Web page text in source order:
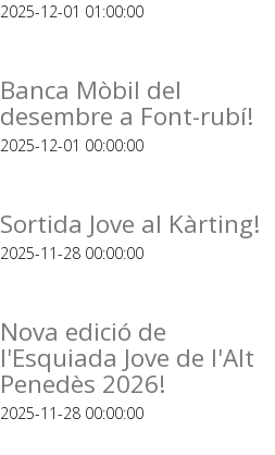
2025-12-01 01:00:00
Banca Mòbil del
desembre a Font-rubí!
2025-12-01 00:00:00
Sortida Jove al Kàrting!
2025-11-28 00:00:00
Nova edició de
l'Esquiada Jove de l'Alt
Penedès 2026!
2025-11-28 00:00:00